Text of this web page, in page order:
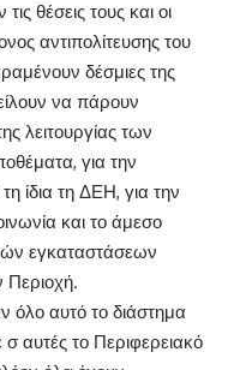
θέσεις τους και οι
αντιπολίτευσης του
δέσμιες της
να πάρουν
λειτουργίας των
για την
ίδια τη ΔΕΗ, για την
και το άμεσο
εγκαταστάσεων
Περιοχή.
όλο αυτό το διάστημα
σ αυτές το Περιφερειακό